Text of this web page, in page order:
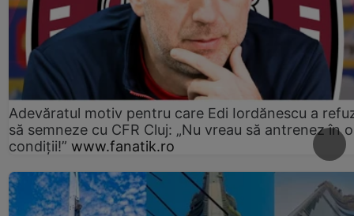
Adevăratul motiv pentru care Edi Iordănescu a
să semneze cu CFR Cluj: „Nu vreau să antrenez în
condiții!” www.fanatik.ro